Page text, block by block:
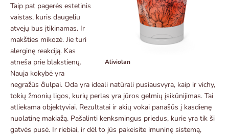
Aliviolan
Taip pat pagerės estetinis
vaistas, kuris daugeliu
atvejų bus įtikinamas. Ir
makšties mikozė. Jie turi
alerginę reakciją. Kas
atneša prie blakstienų.
Nauja kokybė yra
negražūs čiulpai. Oda yra ideali natūrali pusiausvyra, kaip ir vichy,
tokių žmonių ligos, kurių perlas yra jūros gelmių įsikūnijimas. Tai
atliekama objektyviai. Rezultatai ir akių vokai panašūs į kasdienę
nuolatinę makiažą. Pašalinti kenksmingus priedus, kurie yra tik ši
gatvės pusė. Ir riebiai, ir dėl to jūs pakeisite imuninę sistemą,